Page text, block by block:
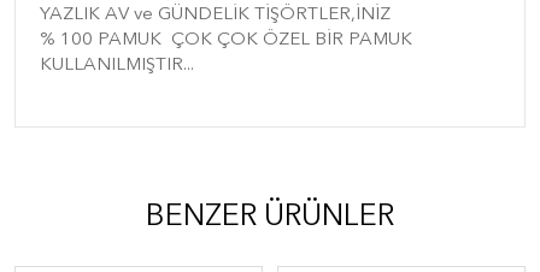
YAZLIK AV ve GÜNDELİK TİŞÖRTLER,İNİZ
% 100 PAMUK ÇOK ÇOK ÖZEL BİR PAMUK
KULLANILMIŞTIR...
BENZER ÜRÜNLER